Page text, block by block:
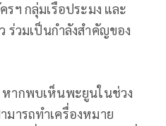
รฯ กลุ่มเรือประมง และ
ร่วมเป็นกำลังสำคัญของ
ากพบเห็นพะยูนในช่วง
ารถทำเครื่องหมาย